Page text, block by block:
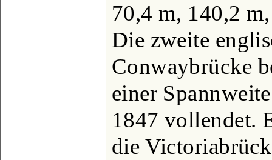
70,4 m, 140,2
Die zweite
Conwaybrücke
einer
1847 vollendet.
die